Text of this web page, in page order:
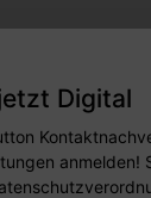
Digital
anmelden!